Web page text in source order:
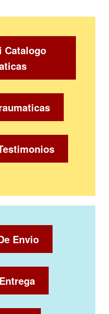
Catalogo
Envio